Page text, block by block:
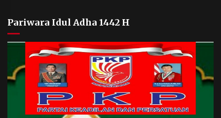
Pariwara Idul Adha 1442 H